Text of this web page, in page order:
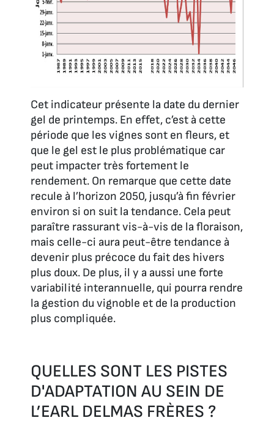
Cet indicateur présente la date du dernier
gel de printemps. En effet, c’est à cette
période que les vignes sont en fleurs, et
que le gel est le plus problématique car
peut impacter très fortement le
rendement. On remarque que cette date
recule à l’horizon 2050, jusqu’à fin février
environ si on suit la tendance. Cela peut
paraître rassurant vis-à-vis de la floraison,
mais celle-ci aura peut-être tendance à
devenir plus précoce du fait des hivers
plus doux. De plus, il y a aussi une forte
variabilité interannuelle, qui pourra rendre
la gestion du vignoble et de la production
plus compliquée.
QUELLES SONT LES PISTES
D'ADAPTATION AU SEIN DE
L’EARL DELMAS FRÈRES ?